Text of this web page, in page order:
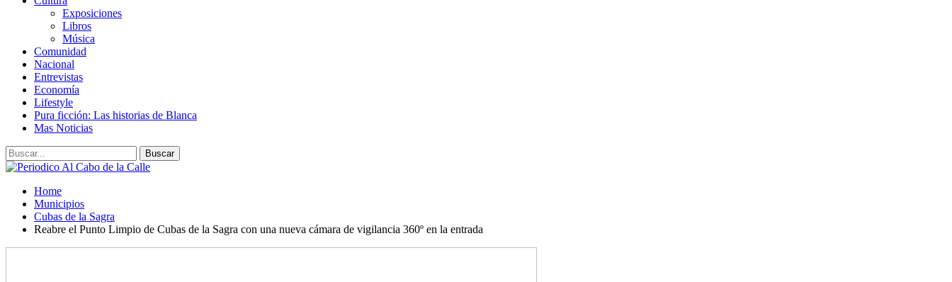
Exposiciones
Libros
Música
Comunidad
Nacional
Entrevistas
Economía
Lifestyle
Pura ficción: Las historias de Blanca
Mas Noticias
Home
Municipios
Cubas de la Sagra
Reabre el Punto Limpio de Cubas de la Sagra con una nueva cámara de vigilancia 360º en la entrada